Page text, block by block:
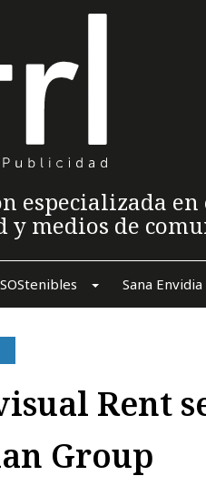
especializada
y medios de
SOStenibles Sana Envidia
Rent
Group